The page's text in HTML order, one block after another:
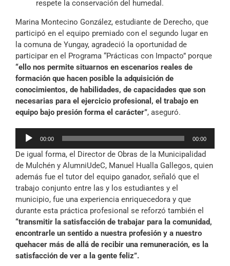
respete la conservación del humedal.
Marina Montecino González, estudiante de Derecho, que
participó en el equipo premiado con el segundo lugar en
la comuna de Yungay, agradeció la oportunidad de
participar en el Programa “Prácticas con Impacto” porque
“ello nos permite situarnos en escenarios reales de
formación que hacen posible la adquisición de
conocimientos, de habilidades, de capacidades que son
necesarias para el ejercicio profesional, el trabajo en
equipo bajo presión forma el carácter”, aseguró.
Reproductor
audio
00:00 00:00
De igual forma, el Director de Obras de la Municipalidad
de Mulchén y AlumniUdeC, Manuel Hualla Gallegos, quien
además fue el tutor del equipo ganador, señaló que el
trabajo conjunto entre las y los estudiantes y el
municipio, fue una experiencia enriquecedora y que
durante esta práctica profesional se reforzó también el
“transmitir la satisfacción de trabajar para la comunidad,
encontrarle un sentido a nuestra profesión y a nuestro
quehacer más de allá de recibir una remuneración, es la
satisfacción de ver a la gente feliz”.